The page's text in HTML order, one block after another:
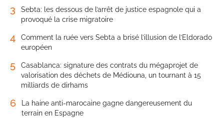
3
Sebta: les dessous de l’arrêt de justice espagnole qui a
provoqué la crise migratoire
4
Comment la ruée vers Sebta a brisé l’illusion de l’Eldorado
européen
5
Casablanca: signature des contrats du mégaprojet de
valorisation des déchets de Médiouna, un tournant à 15
milliards de dirhams
6
La haine anti-marocaine gagne dangereusement du
terrain en Espagne